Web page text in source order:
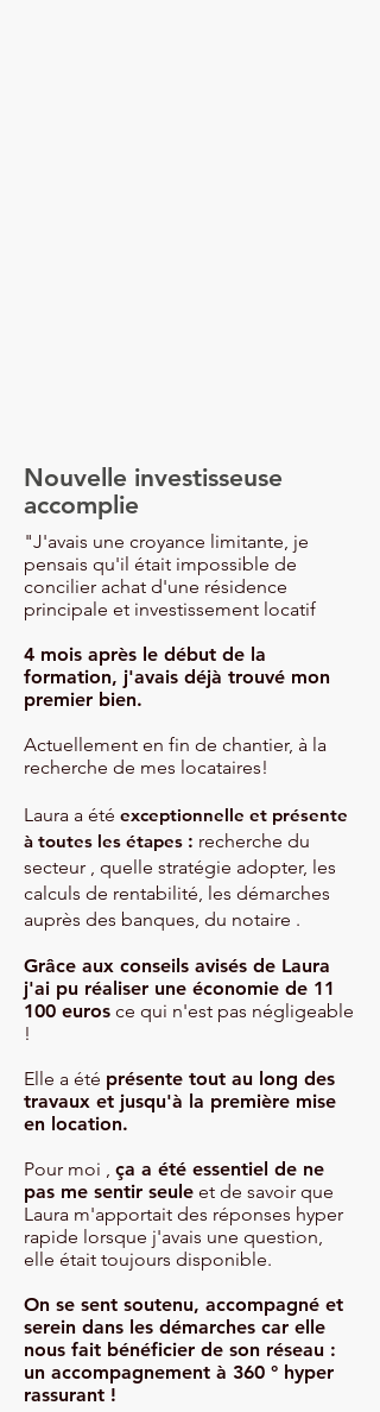
Nouvelle investisseuse
accomplie
"J'avais une croyance limitante, je
pensais qu'il était impossible de
concilier achat d'une résidence
principale et investissement locatif
4 mois après le début de la
formation, j'avais déjà trouvé mon
premier bien.
Actuellement en fin de chantier, à la
recherche de mes locataires!
Laura a été exceptionnelle et présente
à toutes les étapes : recherche du
secteur , quelle stratégie adopter, les
calculs de rentabilité, les démarches
auprès des banques, du notaire .
Grâce aux conseils avisés de Laura
j'ai pu réaliser une économie de 11
100 euros ce qui n'est pas négligeable
!
Elle a été présente tout au long des
travaux et jusqu'à la première mise
en location.
Pour moi , ça a été essentiel de ne
pas me sentir seule et de savoir que
Laura m'apportait des réponses hyper
rapide lorsque j'avais une question,
elle était toujours disponible.
On se sent soutenu, accompagné et
serein dans les démarches car elle
nous fait bénéficier de son réseau :
un accompagnement à 360 ° hyper
rassurant !